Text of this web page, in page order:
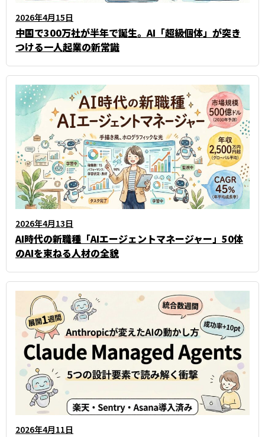
2026年4月15日
中国で300万社が半年で誕生。AI「超級個体」が突き
つける一人起業の新常識
2026年4月13日
AI時代の新職種「AIエージェントマネージャー」――50体
のAIを束ねる人材の全貌
2026年4月11日